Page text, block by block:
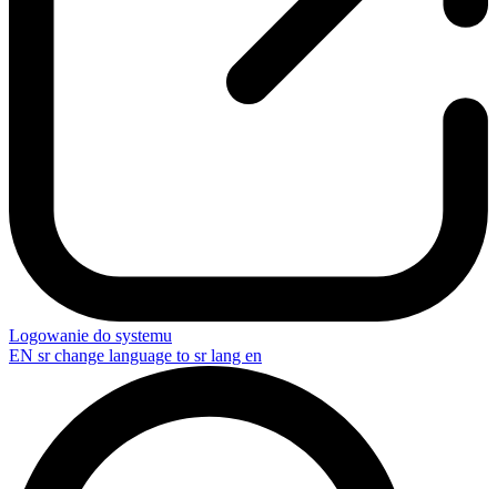
Logowanie do systemu
EN sr change language to sr lang en